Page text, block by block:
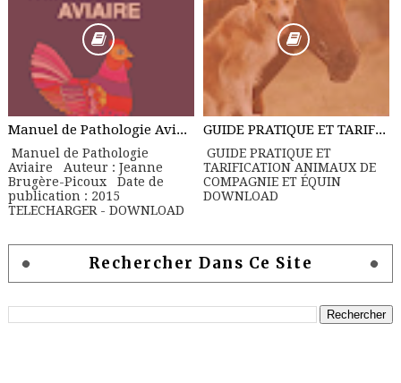
Manuel de Pathologie Aviaire
Manuel de Pathologie
Aviaire Auteur : Jeanne
Brugère-Picoux Date de
publication : 2015
TELECHARGER - DOWNLOAD
GUIDE PRATIQUE ET TARIFICATION ANIMAUX DE COMPAGNIE ET ÉQUIN
GUIDE PRATIQUE ET
TARIFICATION ANIMAUX DE
COMPAGNIE ET ÉQUIN
DOWNLOAD
Rechercher Dans Ce Site